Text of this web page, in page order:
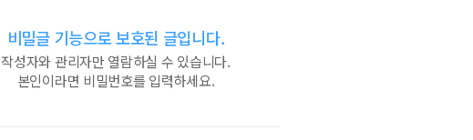
비밀글 기능으로 보호된 글입니다.
작성자와 관리자만 열람하실 수 있습니다.
본인이라면 비밀번호를 입력하세요.